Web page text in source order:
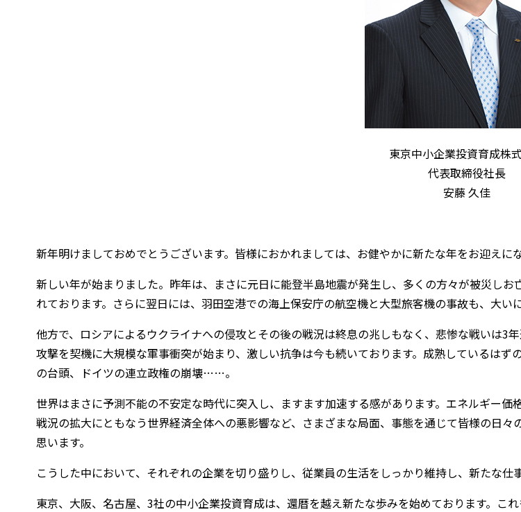
東京中小企業投資育成株
代表取締役社長
安藤 久佳
新年明けましておめでとうございます。皆様におかれましては、お健やかに新たな年をお迎えに
新しい年が始まりました。昨年は、まさに元日に能登半島地震が発生し、多くの方々が被災し
れております。さらに翌日には、羽田空港での海上保安庁の航空機と大型旅客機の事故も、大い
他方で、ロシアによるウクライナへの侵攻とその後の戦況は終息の兆しもなく、悲惨な戦いは3
攻撃を契機に大規模な軍事衝突が始まり、激しい抗争は今も続いております。成熟しているは
の台頭、ドイツの連立政権の崩壊……。
世界はまさに予測不能の不安定な時代に突入し、ますます加速する感があります。エネルギー
戦況の拡大にともなう世界経済全体への悪影響など、さまざまな局面、事態を通じて皆様の日
思います。
こうした中において、それぞれの企業を切り盛りし、従業員の生活をしっかり維持し、新たな仕
東京、大阪、名古屋、3社の中小企業投資育成は、還暦を越え新たな歩みを始めております。こ